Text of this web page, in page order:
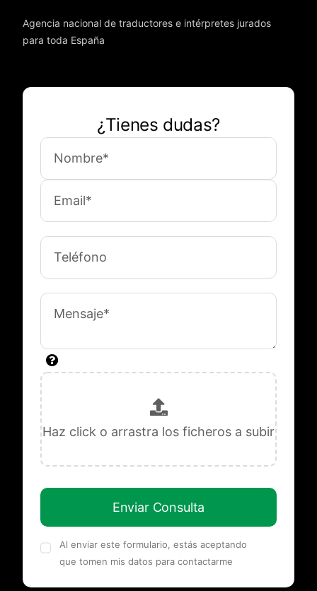
Agencia nacional de traductores e intérpretes jurados
para toda España
¿Tienes dudas?
Enviar Consulta
Al enviar este formulario, estás aceptando
que tomen mis datos para contactarme